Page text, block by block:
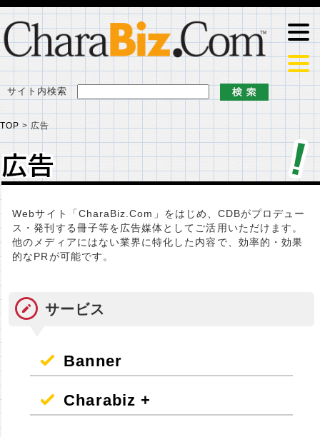
サイト内検索
TOP > 広告
広告
広告
Webサイト「CharaBiz.Com」をはじめ、CDBがプロデュー
ス・発刊する冊子等を広告媒体としてご活用いただけます。
他のメディアにはない業界に特化した内容で、効率的・効果
的なPRが可能です。
サービス
Banner
Charabiz +